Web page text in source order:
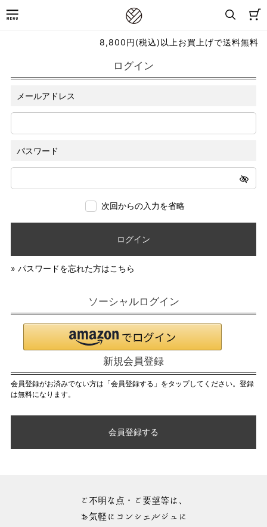
8,800円(税込)以上お買上げで送料無料
ログイン
メールアドレス
パスワード
次回からの入力を省略
ログイン
» パスワードを忘れた方はこちら
ソーシャルログイン
新規会員登録
会員登録がお済みでない方は「会員登録する」をタップしてください。登録
は無料になります。
会員登録する
ご不明な点・ご要望等は、
お気軽にコンシェルジュに